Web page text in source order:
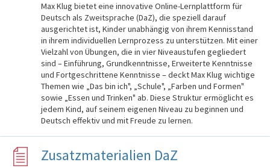
Max Klug bietet eine innovative Online-Lernplattform für
Deutsch als Zweitsprache (DaZ), die speziell darauf
ausgerichtet ist, Kinder unabhängig von ihrem Kennisstand
in ihrem individuellen Lernprozess zu unterstützen. Mit einer
Vielzahl von Übungen, die in vier Niveaustufen gegliedert
sind – Einführung, Grundkenntnisse, Erweiterte Kenntnisse
und Fortgeschrittene Kenntnisse – deckt Max Klug wichtige
Themen wie „Das bin ich", „Schule", „Farben und Formen"
sowie „Essen und Trinken" ab. Diese Struktur ermöglicht es
jedem Kind, auf seinem eigenen Niveau zu beginnen und
Deutsch effektiv und mit Freude zu lernen.
Zusatzmaterialien DaZ